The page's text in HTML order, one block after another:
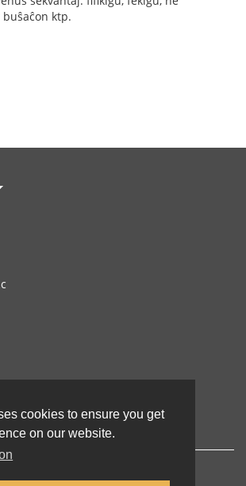
cookies to ensure you get
on our website.
ktp.